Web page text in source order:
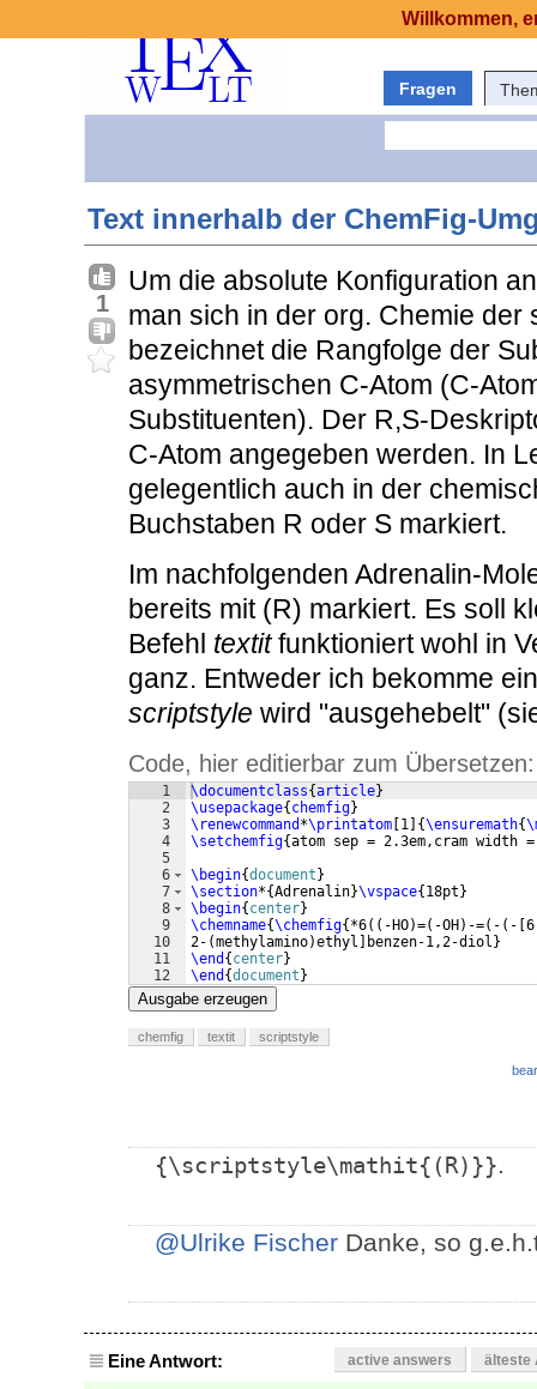
Fragen
Text innerhalb der ChemFig-
1
Um die absolute Konfiguration
man sich in der org. Chemie der
bezeichnet die Rangfolge der
asymmetrischen C-Atom (C-
Substituenten). Der R,S-
C-Atom angegeben werden. In
gelegentlich auch in der
Buchstaben R oder S markiert.
Im nachfolgenden Adrenalin-
bereits mit (R) markiert. Es soll
Befehl textitfunktioniert wohl in
ganz. Entweder ich bekomme
scriptstyle wird "ausgehebelt"
Code, hier editierbar zum Übersetzen:
1
2
3
4
5
6
7
8
9
10
11
12
\documentclass{article}
\usepackage{ chemfig}
\renewcommand *\printatom 1 {\ensuremath{
\setchemfig{atom sep = 2.3em,cram width
\begin{document }
\section*{Adrenalin}\vspace{ 18pt }
\begin{ center}
\chemname{\chemfig{ *6(( -HO)=( -OH ) -=( - ( -
2- (methylamino)ethyl benzen-1,2-diol }
\end { center}
\end {document }
Ausgabe erzeugen
chemfig textit scriptstyle
{\scriptstyle\mathit{(R)}}.
@Ulrike Fischer Danke, so
Eine Antwort: active answers älteste
Willkommen,